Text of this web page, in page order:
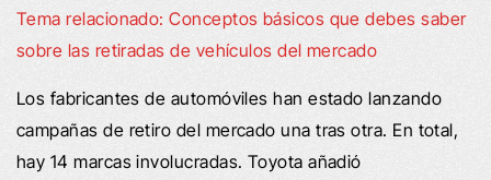
Tema relacionado: Conceptos básicos que debes saber
sobre las retiradas de vehículos del mercado
Los fabricantes de automóviles han estado lanzando
campañas de retiro del mercado una tras otra. En total,
hay 14 marcas involucradas. Toyota añadió